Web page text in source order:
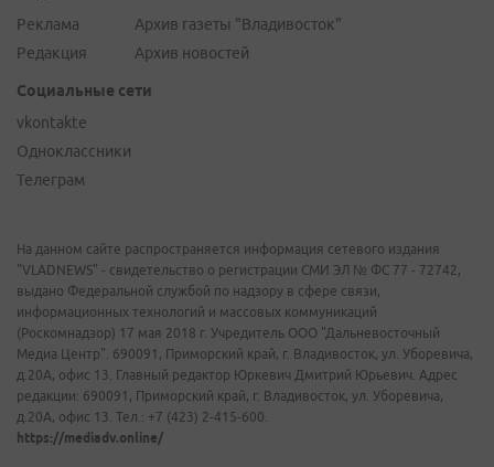
Реклама
Редакция
Архив газеты "Владивосток"
Архив новостей
Социальные сети
vkontakte
Одноклассники
Телеграм
На данном сайте распространяется информация сетевого издания
"VLADNEWS" - свидетельство о регистрации СМИ ЭЛ № ФС 77 - 72742,
выдано Федеральной службой по надзору в сфере связи,
информационных технологий и массовых коммуникаций
(Роскомнадзор) 17 мая 2018 г. Учредитель ООО "Дальневосточный
Медиа Центр". 690091, Приморский край, г. Владивосток, ул. Уборевича,
д.20А, офис 13. Главный редактор Юркевич Дмитрий Юрьевич. Адрес
редакции: 690091, Приморский край, г. Владивосток, ул. Уборевича,
д.20А, офис 13. Тел.: +7 (423) 2-415-600.
https://mediadv.online/